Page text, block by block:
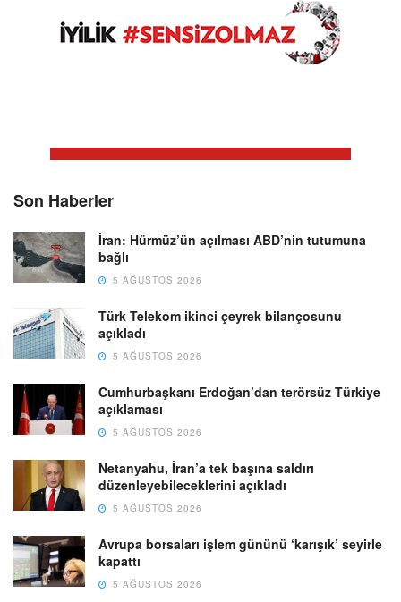
Son Haberler
İran: Hürmüz’ün açılması ABD’nin tutumuna
bağlı
5 AĞUSTOS 2026
Türk Telekom ikinci çeyrek bilançosunu
açıkladı
5 AĞUSTOS 2026
Cumhurbaşkanı Erdoğan’dan terörsüz Türkiye
açıklaması
5 AĞUSTOS 2026
Netanyahu, İran’a tek başına saldırı
düzenleyebileceklerini açıkladı
5 AĞUSTOS 2026
Avrupa borsaları işlem gününü ‘karışık’ seyirle
kapattı
5 AĞUSTOS 2026